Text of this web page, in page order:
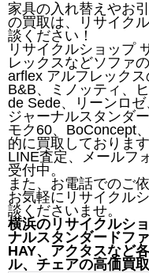
家具の入れ替えやお
の買取は、リサイク
談ください！
リサイクルショップ
レックスなどソファ
arflex アルフレック
B&B、ミノッティ、
de Sede、リーンロゼ
ジャーナルスタンダ
モク60、BoConcept
的に買取しております
LINE査定、メールフ
受付中。
また、お電話でのご
お気軽にリサイクル
談くださいませ。
横浜のリサイクルシ
ナルスタンダードフ
HAY、アクタスなど
ル、チェアの高価買